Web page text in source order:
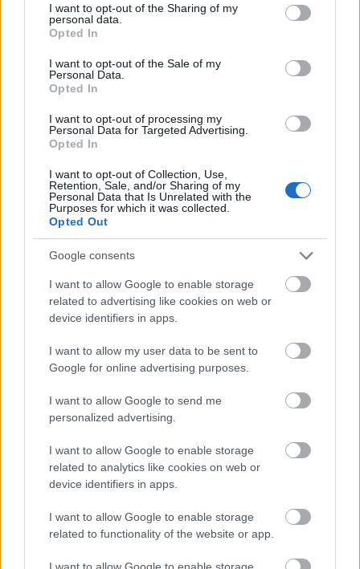
not limited to your visit or usage behaviour. You may click to
grant or deny consent to Google and its third-party tags to
use your data for below specified purposes in below Google
consent section.
I want to opt-out of the Sharing of my
personal data.
Opted In
I want to opt-out of the Sale of my
Personal Data.
Opted In
I want to opt-out of processing my
Personal Data for Targeted Advertising.
Opted In
I want to opt-out of Collection, Use,
Retention, Sale, and/or Sharing of my
Personal Data that Is Unrelated with the
Purposes for which it was collected.
Opted Out
Google consents
I want to allow Google to enable storage
related to advertising like cookies on web or
device identifiers in apps.
I want to allow my user data to be sent to
Google for online advertising purposes.
I want to allow Google to send me
personalized advertising.
I want to allow Google to enable storage
related to analytics like cookies on web or
device identifiers in apps.
I want to allow Google to enable storage
related to functionality of the website or app.
I want to allow Google to enable storage
magasságuk, jól integráltak, egyfajta vonzó, puha
cizelláltsággal kísérik az eseményeket. Az utóízben
egyébként jók az arányok és az egyensúly, van benne
elegancia6.5
Meggy, cseresznye, némi krétaporos-köményes
fűszeresség. Közepes, vagy attól alig nagyobb test.